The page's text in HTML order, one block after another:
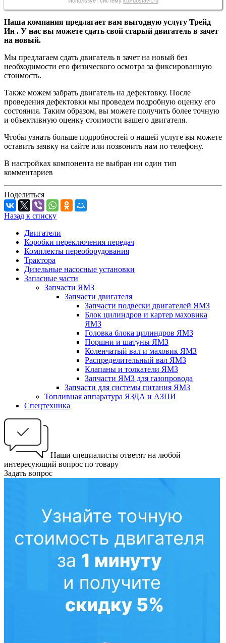
Наша компания предлагает вам выгодную услугу Трейд
Ин . У нас вы можете сдать свой старый двигатель в зачет
на новый.
Мы предлагаем сдать двигатель в зачет на новый без
необходимости его физического осмотра за фиксированную
стоимость.
Также можем забрать двигатель на дефектовку. После
проведения дефектовки мы проведем подробную оценку его
состояния. Таким образом, вы можете получить более точную
и объективную оценку стоимости вашего двигателя.
Чтобы узнать больше подробностей о нашей услуге вы можете
оставить заявку на сайте или позвонить нам по телефону.
В настройках компонента не выбран ни один тип
комментариев
Поделиться
Назад к списку
Двигатели
Коробки переключения передач
Комплекты переоборудования
Трактора
Дизельные насосные установки
Запасные части
Запчасти ЯМЗ
Запчасти двигателя
Запчасти подвески двигателей ЯМЗ
Блок цилиндров и картер маховика
ЯМЗ
Головка блока цилиндров ЯМЗ
Поршни и шатуны ЯМЗ
Коленчатый вал и маховик ЯМЗ
Распределительный вал ЯМЗ
Клапаны и толкатели ЯМЗ
Запчасти ЯМЗ для газопровода
Запчасти для системы питания ЯМЗ
Топливная аппаратура ЯЗДА и АЗПИ
Спецтехника
Наши специалисты ответят на любой
интересующий вопрос по товару
Задать вопрос